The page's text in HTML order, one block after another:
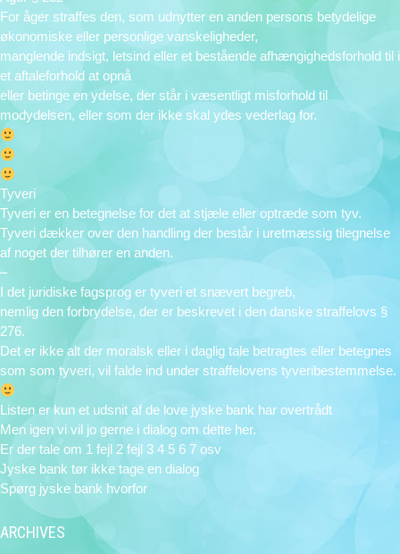
For åger straffes den, som udnytter en anden persons betydelige
økonomiske eller personlige vanskeligheder,
manglende indsigt, letsind eller et bestående afhængighedsforhold til i
et aftaleforhold at opnå
eller betinge en ydelse, der står i væsentligt misforhold til
modydelsen, eller som der ikke skal ydes vederlag for.
Tyveri
Tyveri er en betegnelse for det at stjæle eller optræde som tyv.
Tyveri dækker over den handling der består i uretmæssig tilegnelse
af noget der tilhører en anden.
–
I det juridiske fagsprog er tyveri et snævert begreb,
nemlig den forbrydelse, der er beskrevet i den danske straffelovs §
276.
Det er ikke alt der moralsk eller i daglig tale betragtes eller betegnes
som som tyveri, vil falde ind under straffelovens tyveribestemmelse.
Listen er kun et udsnit af de love jyske bank har overtrådt
Men igen vi vil jo gerne i dialog om dette her.
Er der tale om 1 fejl 2 fejl 3 4 5 6 7 osv
Jyske bank tør ikke tage en dialog
Spørg jyske bank hvorfor
ARCHIVES